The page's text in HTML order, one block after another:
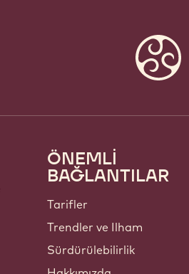
Footer
Callebaut
ÖNEMLİ
BAĞLANTILAR
Tarifler
Trendler ve Ilham
Sürdürülebilirlik